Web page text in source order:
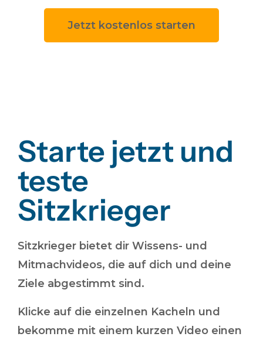
Jetzt kostenlos starten
Starte jetzt und
teste
Sitzkrieger
Sitzkrieger bietet dir Wissens- und
Mitmachvideos, die auf dich und deine
Ziele abgestimmt sind.
Klicke auf die einzelnen Kacheln und
bekomme mit einem kurzen Video einen